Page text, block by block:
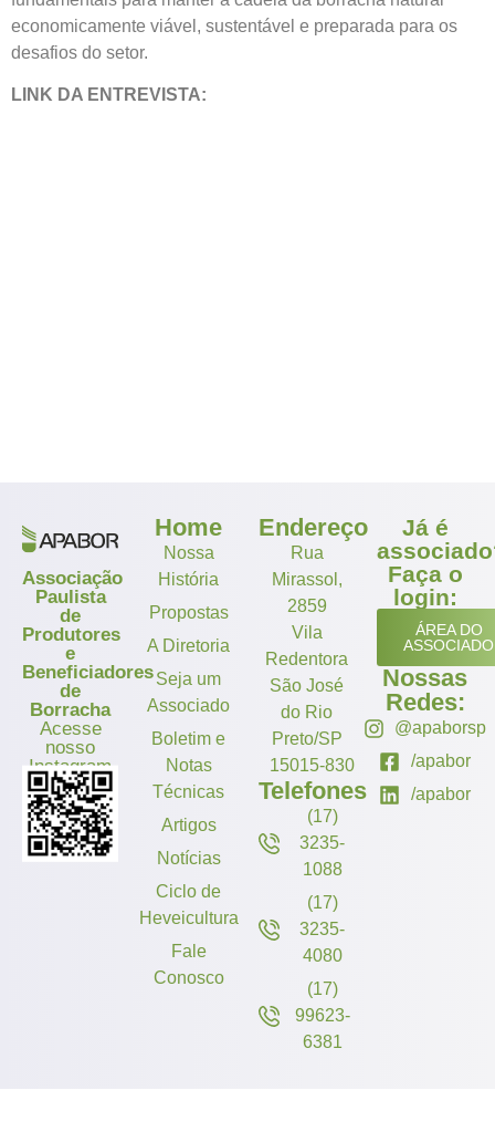
economicamente viável, sustentável e preparada para os
desafios do setor.
LINK DA ENTREVISTA:
Associação
Paulista
de
Produtores
e
Beneficiadores
de
Borracha
Acesse
nosso
Instagram
Home
Nossa
História
Propostas
A Diretoria
Seja um
Associado
Boletim e
Notas
Técnicas
Artigos
Notícias
Ciclo de
Heveicultura
Fale
Conosco
Endereço
Rua
Mirassol,
2859
Vila
Redentora
São José
do Rio
Preto/SP
15015-830
Telefones
(17)
3235-
1088
(17)
3235-
4080
(17)
99623-
6381
Já é
Faça o
login:
ÁREA DO
ASSOCIADO
Nossas
Redes:
@apaborsp
/apabor
/apabor